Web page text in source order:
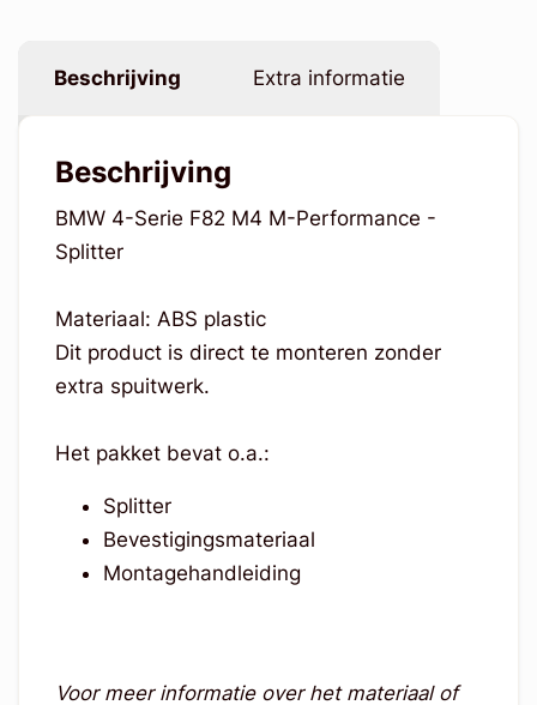
Beschrijving Extra informatie
Beschrijving
BMW 4-Serie F82 M4 M-Performance -
Splitter
Materiaal: ABS plastic
Dit product is direct te monteren zonder
extra spuitwerk.
Het pakket bevat o.a.:
Splitter
Bevestigingsmateriaal
Montagehandleiding
Voor meer informatie over het materiaal of